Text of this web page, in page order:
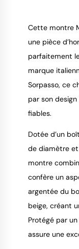
Cette montre
une pièce
parfaitement
marque
Sorpasso, ce
par son
fiables.
Dotée d’un
de diamètre et
montre
confère un
argentée du
beige, créant
Protégé par
assure une